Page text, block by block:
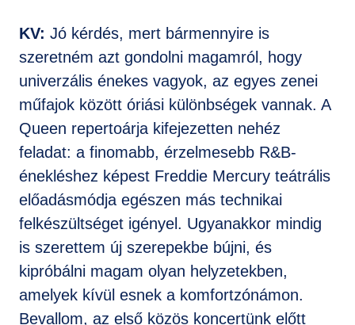
KV: Jó kérdés, mert bármennyire is
szeretném azt gondolni magamról, hogy
univerzális énekes vagyok, az egyes zenei
műfajok között óriási különbségek vannak. A
Queen repertoárja kifejezetten nehéz
feladat: a finomabb, érzelmesebb R&B-
énekléshez képest Freddie Mercury teátrális
előadásmódja egészen más technikai
felkészültséget igényel. Ugyanakkor mindig
is szerettem új szerepekbe bújni, és
kipróbálni magam olyan helyzetekben,
amelyek kívül esnek a komfortzónámon.
Bevallom, az első közös koncertünk előtt